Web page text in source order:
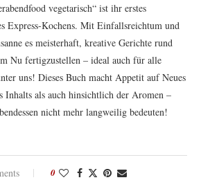
vegetarisch“ ist ihr erstes
Express-Kochens. Mit Einfallsreichtum und
es meisterhaft, kreative Gerichte rund
Nu fertigzustellen – ideal auch für alle
uns! Dieses Buch macht Appetit auf Neues
Inhalts als auch hinsichtlich der Aromen –
nicht mehr langweilig bedeuten!
0